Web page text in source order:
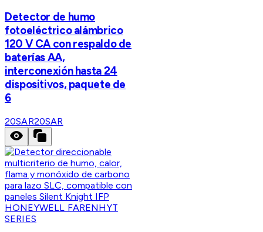
Detector de humo
fotoeléctrico alámbrico
120 V CA con respaldo de
baterías AA,
interconexión hasta 24
dispositivos, paquete de
6
20SAR20SAR
HONEYWELL FARENHYT
SERIES